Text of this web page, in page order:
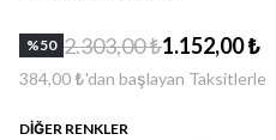
%50 2.303,00 ₺1.152,00 ₺
384,00 ₺'dan başlayan Taksitlerle
DİĞER RENKLER